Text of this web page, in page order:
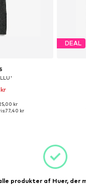
55-60
kr
77,40 kr
DEAL
produkter af Huer, der